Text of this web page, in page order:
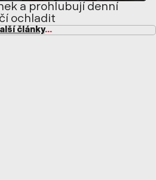
a prohlubují denní
ochladit
články...